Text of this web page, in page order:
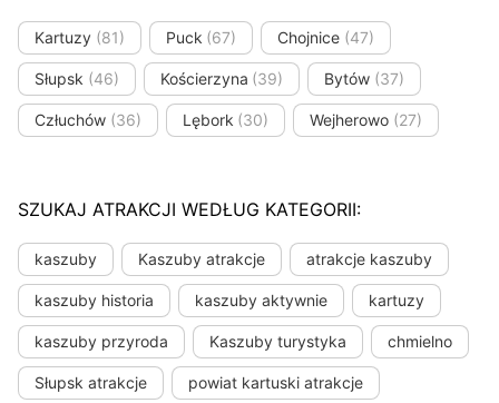
Kartuzy (81) Puck (67) Chojnice (47)
Słupsk (46) Kościerzyna (39) Bytów (37)
Człuchów (36) Lębork (30) Wejherowo (27)
SZUKAJ ATRAKCJI WEDŁUG KATEGORII:
kaszuby Kaszuby atrakcje atrakcje kaszuby
kaszuby historia kaszuby aktywnie kartuzy
kaszuby przyroda Kaszuby turystyka chmielno
Słupsk atrakcje powiat kartuski atrakcje